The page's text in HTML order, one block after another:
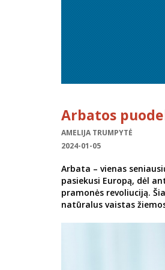
Arbatos
AMELIJA TRUMPYTĖ
2024-01-05
Arbata – vienas
pasiekusi Europą, dėl
pramonės revoliuciją.
natūralus vaistas